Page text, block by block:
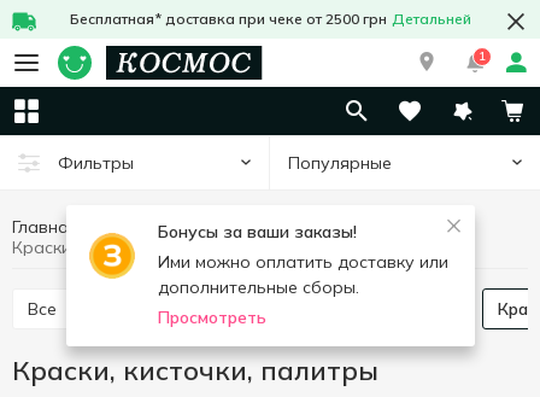
Бесплатная* доставка при чеке от 2500 грн Детальней
1
Фильтры Популярные
Бонусы за ваши заказы!
Ими можно оплатить доставку или
дополнительные сборы.
Просмотреть
Главная Канцелярия
Все Цветные карандаши, мел
Краски, кисточки, палитры